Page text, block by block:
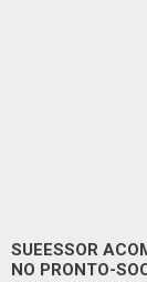
SUEESSOR
NO PRONTO-